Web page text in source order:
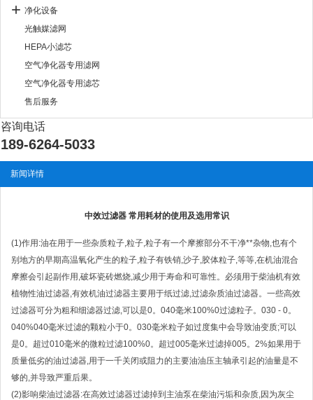
净化设备
光触媒滤网
HEPA小滤芯
空气净化器专用滤网
空气净化器专用滤芯
售后服务
咨询电话
189-6264-5033
新闻详情
中效过滤器 常用耗材的使用及选用常识
(1)作用:油在用于一些杂质粒子,粒子,粒子有一个摩擦部分不干净**杂物,也有个
别地方的早期高温氧化产生的粒子,粒子有铁销,沙子,胶体粒子,等等,在机油混合
摩擦会引起副作用,破坏瓷砖燃烧,减少用于寿命和可靠性。 必须用于柴油机有效
植物性油过滤器,有效机油过滤器主要用于纸过滤,过滤杂质油过滤器。 一些高效
过滤器可分为粗和细滤器过滤,可以是0。 040毫米100%0过滤粒子。 030 - 0。
040%040毫米过滤的颗粒小于0。 030毫米粒子如过度集中会导致油变质;可以
是0。 超过010毫米的微粒过滤100%0。 超过005毫米过滤掉005。 2%如果用于
质量低劣的油过滤器,用于一千关闭或阻力的主要油油压主轴承引起的油量是不
够的,并导致严重后果。
(2)影响柴油过滤器:在高效过滤器过滤掉到主油泵在柴油污垢和杂质,因为灰尘